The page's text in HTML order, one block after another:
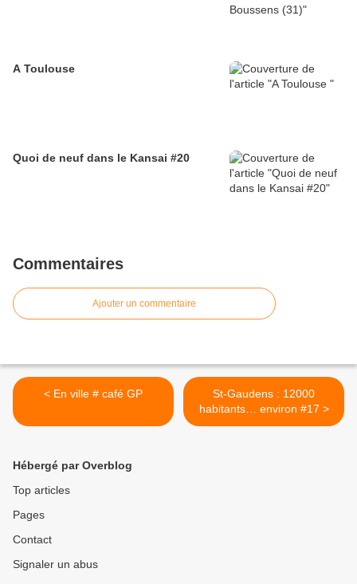
A Toulouse
Quoi de neuf dans le Kansai #20
Commentaires
Ajouter un commentaire
< En ville # café GP
St-Gaudens : 12000
habitants… environ #17 >
Hébergé par Overblog
Top articles
Pages
Contact
Signaler un abus